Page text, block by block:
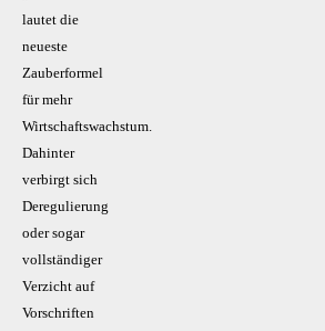
lautet die
neueste
Zauberformel
für mehr
Wirtschaftswachstum.
Dahinter
verbirgt sich
Deregulierung
oder sogar
vollständiger
Verzicht auf
Vorschriften